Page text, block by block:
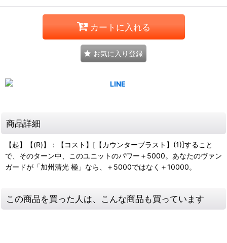
カートに入れる
お気に入り登録
商品詳細
【起】【(R)】：【コスト】[【カウンターブラスト】(1)]すること
で、そのターン中、このユニットのパワー＋5000。あなたのヴァン
ガードが「加州清光 極」なら、＋5000ではなく＋10000。
この商品を買った人は、こんな商品も買っています